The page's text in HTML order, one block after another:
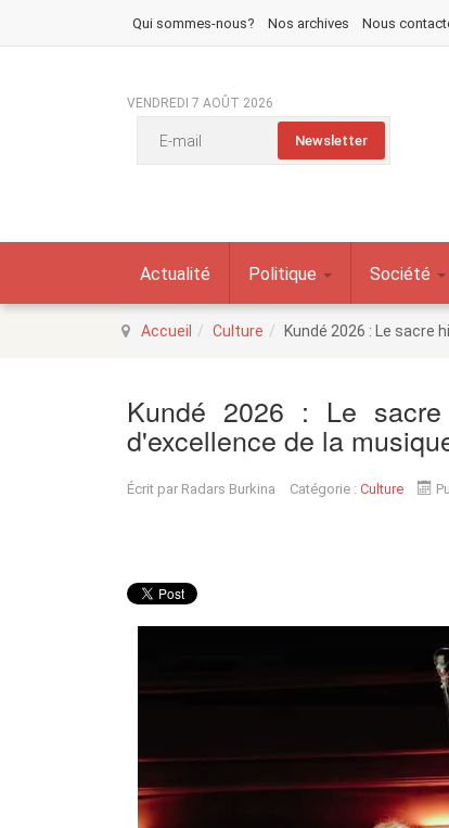
Qui sommes-nous? Nos archives Nous
VENDREDI 7 AOÛT 2026
Actualité Politique Société
Accueil Culture Kundé 2026 : Le sacre
Kundé 2026 : Le
d'excellence de la
Écrit par Radars Burkina Catégorie : Culture